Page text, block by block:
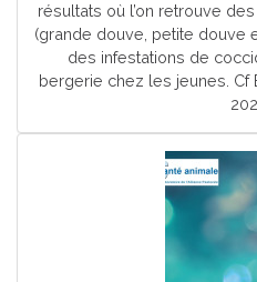
résultats où l’on retrouve
(grande douve, petite douve
des infestations de
bergerie chez les jeunes. Cf